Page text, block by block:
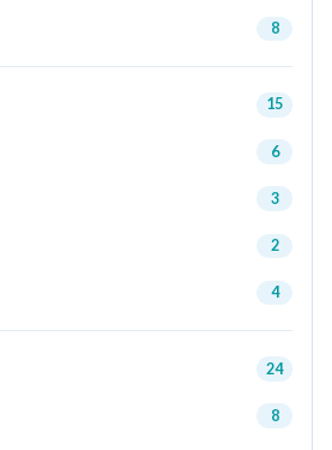
8
15
6
3
2
4
24
8